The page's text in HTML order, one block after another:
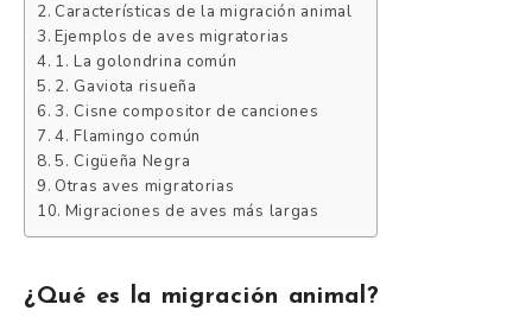
Características de la migración animal
Ejemplos de aves migratorias
1. La golondrina común
2. Gaviota risueña
3. Cisne compositor de canciones
4. Flamingo común
5. Cigüeña Negra
Otras aves migratorias
Migraciones de aves más largas
¿Qué es la migración animal?